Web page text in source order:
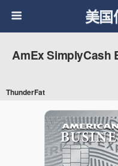
美国
AmEx SimplyCash
ThunderFat